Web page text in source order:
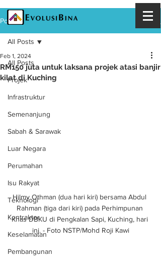
Post
All Posts
Projek
Infrastruktur
Semenanjung
Sabah & Sarawak
Luar Negara
Perumahan
Isu Rakyat
Teknologi
Kontraktor
Keselamatan
Pembangunan
All Posts
RM150 juta untuk laksana projek atasi banjir
kilat di Kuching
Feb 1, 2024
Hilmy Othman (dua hari kiri) bersama Abdul
Rahman (tiga dari kiri) pada Perhimpunan
Khas DBKU di Pengkalan Sapi, Kuching, hari
ini. - Foto NSTP/Mohd Roji Kawi